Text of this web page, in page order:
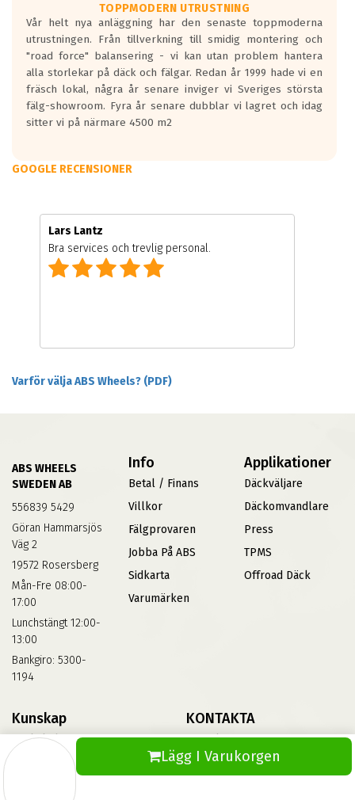
Lägg I Varukorgen
TOPPMODERN UTRUSTNING
Vår helt nya anläggning har den senaste toppmoderna
utrustningen. Från tillverkning till smidig montering och
"road force" balansering - vi kan utan problem hantera
alla storlekar på däck och fälgar. Redan år 1999 hade vi en
fräsch lokal, några år senare inviger vi Sveriges största
fälg-showroom. Fyra år senare dubblar vi lagret och idag
sitter vi på närmare 4500 m2
GOOGLE RECENSIONER
Lars Lantz
Bra services och trevlig personal.
Varför välja ABS Wheels? (PDF)
ABS WHEELS
SWEDEN AB
556839 5429
Göran Hammarsjös
Väg 2
19572 Rosersberg
Mån-Fre 08:00-
17:00
Lunchstängt 12:00-
13:00
Bankgiro: 5300-
1194
Info
Betal / Finans
Villkor
Fälgprovaren
Jobba På ABS
Sidkarta
Varumärken
Applikationer
Däckväljare
Däckomvandlare
Press
TPMS
Offroad Däck
Kunskap
Däckskola
KONTAKTA
Kontakta Oss
Vinterdäck